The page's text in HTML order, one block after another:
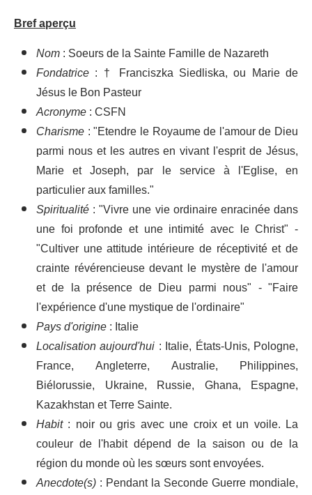
Bref aperçu
Nom: Soeurs de la Sainte Famille de Nazareth
Fondatrice : † Franciszka Siedliska, ou Marie de
Jésus le Bon Pasteur
Acronyme: CSFN
Charisme: "Etendre le Royaume de l'amour de Dieu
parmi nous et les autres en vivant l'esprit de Jésus,
Marie et Joseph, par le service à l'Eglise, en
particulier aux familles."
Spiritualité: "Vivre une vie ordinaire enracinée dans
une foi profonde et une intimité avec le Christ" -
"Cultiver une attitude intérieure de réceptivité et de
crainte révérencieuse devant le mystère de l'amour
et de la présence de Dieu parmi nous" - "Faire
l'expérience d'une mystique de l'ordinaire"
Pays d'origine: Italie
Localisation aujourd'hui : Italie, États-Unis, Pologne,
France, Angleterre, Australie, Philippines,
Biélorussie, Ukraine, Russie, Ghana, Espagne,
Kazakhstan et Terre Sainte.
Habit : noir ou gris avec une croix et un voile. La
couleur de l'habit dépend de la saison ou de la
région du monde où les sœurs sont envoyées.
Anecdote(s): Pendant la Seconde Guerre mondiale,